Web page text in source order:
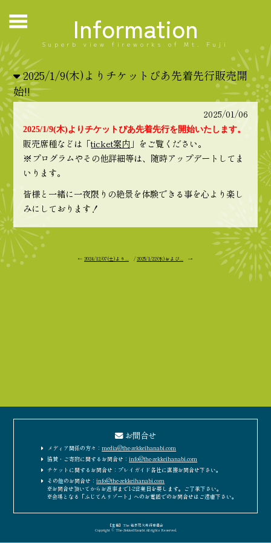
Information
Superb view fireworks of Mt. Fuji
2025/1/9(木)よりチケットぴあ先着先行販売開
始!!
2025/01/06
2025/1/9(木)よりチケットぴあ先着先行を開始いたします。
販売席種などは「ticket案内 」をご覧ください。
※プログラムやその他詳細等は、随時アップデートしてま
いります。
皆様と一緒に一夜限りの絶景を体験できる事を心より楽し
みにしております！
← 2024/12/07(土)より... /2025/1/22(水)および... →
お問合せ
メディア関係の方々：media@the-zekkeihanabi.com
協賛・ご寄附に関するお問合せ：info@the-zekkeihanabi.com
チケットに関するお問合せ：プレイガイド各社に直接お問合せ下さい。
その他のお問合せ：info@the-zekkeihanabi.com
※お問合せ頂いてからお返事まで1-2営業日を要します。ご了承下さい。
※会場となる「ふじてんリゾート」へのお電話でのお問合せはご遠慮下さい。
［主催］The 絶景花火実行委員会
Copyright © The-ZekkeiHanabi All rights Reserved.